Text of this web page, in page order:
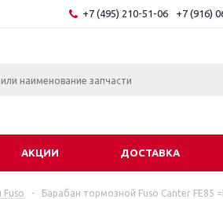
+7 (495) 210-51-06 +7 (916)
АКЦИИ ДОСТАВКА
Fuso - Барабан тормозной Fuso Canter FE85